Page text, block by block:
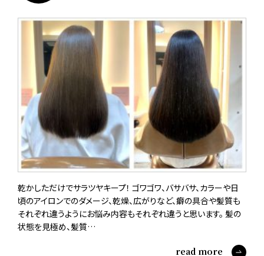
乾かしただけでサラツヤキープ！ ゴワゴワ、バサバサ、カラーや日
頃のアイロンでのダメージ、乾燥、広がりなど、癖の具合や髪質も
それぞれ違うようにお悩み内容もそれぞれ違うと思います。 髪の
状態を見極め、髪質…
read more